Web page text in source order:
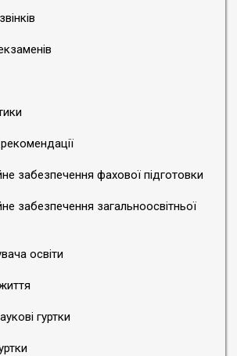
забезпечення фахової підготовки
забезпечення загальноосвітньої
освіти
гуртки